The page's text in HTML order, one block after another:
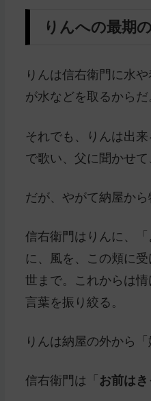
りんへの最期
りんは信右衛門に水
が水などを取るからだ
それでも、りんは出
で歌い、父に聞かせて
だが、やがて納屋か
信右衛門はりんに、
に、風を、この頬に
世まで。これからは
言葉を振り絞る。
りんは納屋の外から
信右衛門は「 お前は